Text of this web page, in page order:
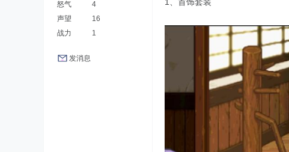
怒气
4
声望
16
战力
1
发消息